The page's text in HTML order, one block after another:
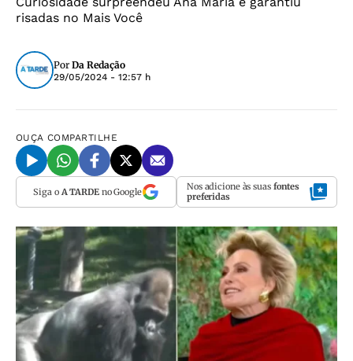
risadas no Mais Você
Por Da Redação
29/05/2024 - 12:57 h
OUÇA COMPARTILHE
Siga o A TARDEno Google Nos adicione às suas fontes
preferidas